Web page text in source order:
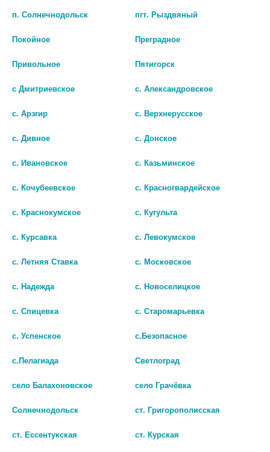
№1 ГЛ.КАПЛИ /
О
В КОРЗИНУ
п. Солнечнодольск пгт. Рыздвяный
Покойное Преградное
Привольное Пятигорск
с Дмитриевское с. Александровское
с. Арзгир с. Верхнерусское
с. Дивное с. Донское
с. Ивановское с. Казьминское
с. Кочубеевское с. Красногвардейское
с. Краснокумское с. Кугульта
с. Курсавка с. Левокумское
с. Летняя Ставка с. Московское
с. Надежда с. Новоселицкое
с. Спицевка с. Старомарьевка
с. Успенское с.Безопасное
с.Пелагиада Светлоград
село Балахоновское село Грачёвка
Солнечнодольск ст. Григорополисская
ст. Ессентукская ст. Курская